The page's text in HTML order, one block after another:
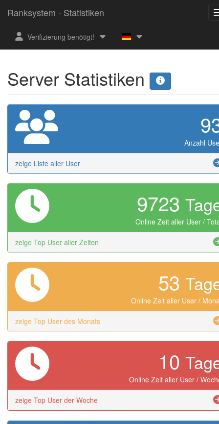
Ranksystem - Statistiken
Verifizierung benötigt!
Server Statistiken
Anzahl
zeige Liste aller User
9723
Online Zeit aller User /
zeige Top User aller Zeiten
53
Online Zeit aller User /
zeige Top User des Monats
10
Online Zeit aller User /
zeige Top User der Woche